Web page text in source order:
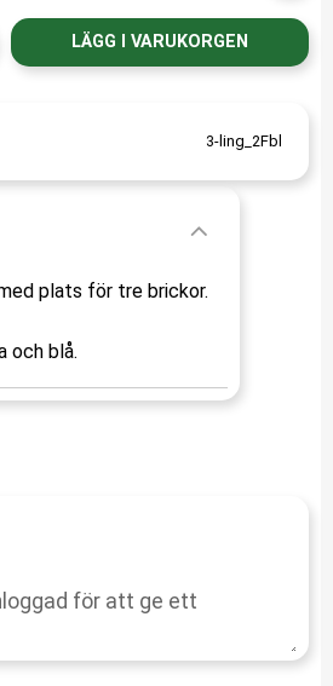
3-ling_2Fbl
plats för tre brickor.
och blå.